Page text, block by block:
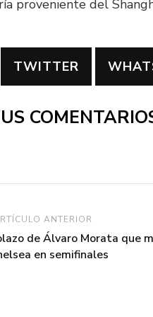
proveniente del
TWITTER
ANTERIOR
de Álvaro Morata que
en semifinales